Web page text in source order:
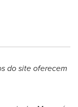
do site oferecem